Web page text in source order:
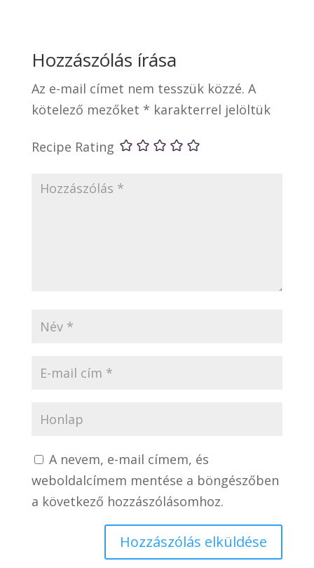
Hozzászólás írása
Az e-mail címet nem tesszük közzé. A
kötelező mezőket * karakterrel jelöltük
Recipe Rating
A nevem, e-mail címem, és
weboldalcímem mentése a böngészőben
a következő hozzászólásomhoz.